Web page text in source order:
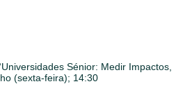
Sénior: Medir Impactos,
(sexta-feira); 14:30